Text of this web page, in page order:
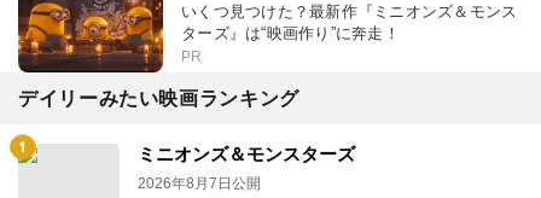
いくつ見つけた？最新作『ミニオンズ＆モンス
ターズ』は“映画作り”に奔走！
PR
デイリーみたい映画ランキング
ミニオンズ＆モンスターズ
2026年8月7日公開